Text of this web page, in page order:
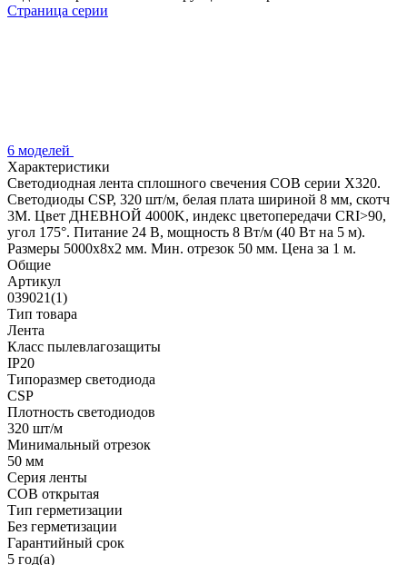
Страница серии
6 моделей
Характеристики
Светодиодная лента сплошного свечения COB серии X320.
Светодиоды CSP, 320 шт/м, белая плата шириной 8 мм, скотч
3M. Цвет ДНЕВНОЙ 4000K, индекс цветопередачи CRI>90,
угол 175°. Питание 24 В, мощность 8 Вт/м (40 Вт на 5 м).
Размеры 5000х8х2 мм. Мин. отрезок 50 мм. Цена за 1 м.
Общие
Артикул
039021(1)
Тип товара
Лента
Класс пылевлагозащиты
IP20
Типоразмер светодиода
CSP
Плотность светодиодов
320 шт/м
Минимальный отрезок
50 мм
Серия ленты
COB открытая
Тип герметизации
Без герметизации
Гарантийный срок
5 год(а)